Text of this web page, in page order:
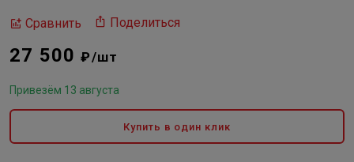
Сравнить Поделиться
27 500₽/шт
Привезём 13 августа
Купить в один клик